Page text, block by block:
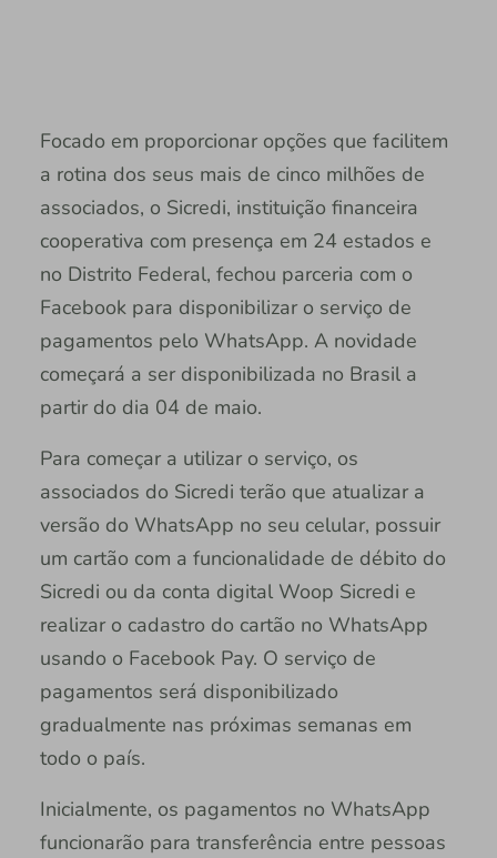
Focado em proporcionar opções que facilitem
a rotina dos seus mais de cinco milhões de
associados, o Sicredi, instituição financeira
cooperativa com presença em 24 estados e
no Distrito Federal, fechou parceria com o
Facebook para disponibilizar o serviço de
pagamentos pelo WhatsApp. A novidade
começará a ser disponibilizada no Brasil a
partir do dia 04 de maio.
Para começar a utilizar o serviço, os
associados do Sicredi terão que atualizar a
versão do WhatsApp no seu celular, possuir
um cartão com a funcionalidade de débito do
Sicredi ou da conta digital Woop Sicredi e
realizar o cadastro do cartão no WhatsApp
usando o Facebook Pay. O serviço de
pagamentos será disponibilizado
gradualmente nas próximas semanas em
todo o país.
Inicialmente, os pagamentos no WhatsApp
funcionarão para transferência entre pessoas